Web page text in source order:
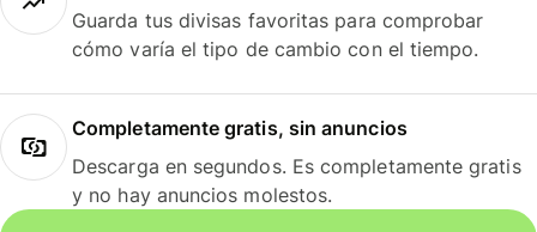
Guarda tus divisas favoritas para comprobar
cómo varía el tipo de cambio con el tiempo.
Completamente gratis, sin anuncios
Descarga en segundos. Es completamente gratis
y no hay anuncios molestos.